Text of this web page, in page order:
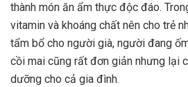
thành món ăn ẩm thực độc đáo.
vitamin và khoáng chất nên cho trẻ
tẩm bổ cho người già, người đang
cồi mai cũng rất đơn giản nhưng lại
dưỡng cho cả gia đình.